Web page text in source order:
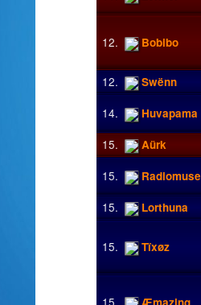
12. Bobibo
12. Swënn
14. Huvapama
15. Aürk
15. Radiomuse
15. Lorthuna
15. Tïxøz